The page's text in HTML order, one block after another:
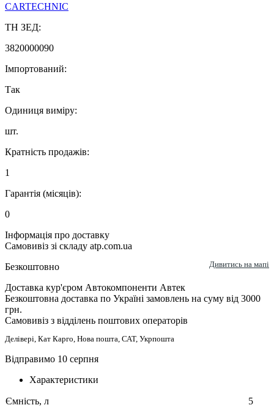
CARTECHNIC
ТН ЗЕД:
3820000090
Імпортований:
Так
Одиниця виміру:
шт.
Кратність продажів:
1
Гарантія (місяців):
0
Інформація про доставку
Самовивіз зі складу atp.com.ua
Безкоштовно
Дивитись на мапі
Доставка кур'єром Автокомпоненти Автек
Безкоштовна доставка по Україні замовлень на суму від 3000
грн.
Самовивіз з відділень поштових операторів
Делівері, Кат Карго, Нова пошта, САТ, Укрпошта
Відправимо 10 серпня
Характеристики
Ємність, л 5